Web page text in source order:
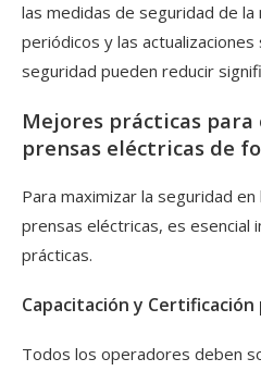
las medidas de seguridad de la
periódicos y las
seguridad pueden reducir
Mejores prácticas
prensas eléctricas de
Para maximizar la seguridad
prensas eléctricas, es esencial
prácticas.
Capacitación y
Todos los operadores deben